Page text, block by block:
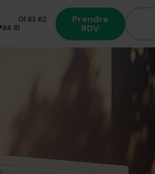
01 83 62
84 81
Prendre
RDV